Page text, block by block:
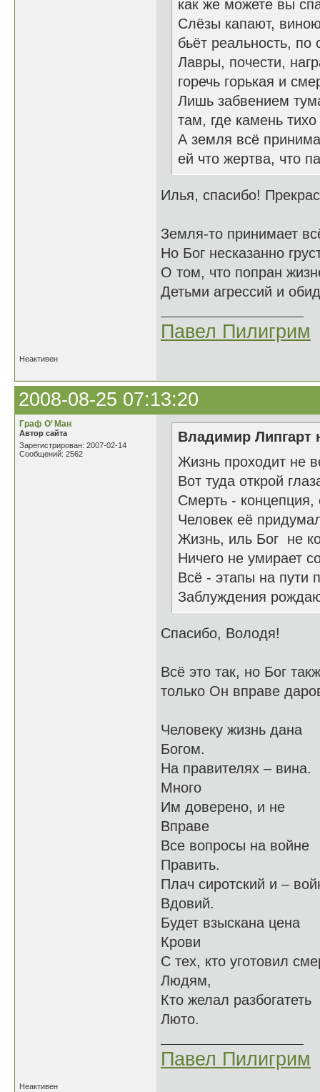
как же можете вы
Слёзы капают,
бьёт реальность, по
Лавры, почести,
горечь горькая и
Лишь забвением
там, где камень
А земля всё
ей что жертва, что
Илья, спасибо!
Земля-то принимает
Но Бог несказанно
О том, что попран
Детьми агрессий и
Павел Пилигрим
Неактивен
2008-08-25 07:13:20
Граф О’ Ман
Автор сайта
Зарегистрирован: 2007-02-14
Сообщений: 2562
Владимир Липгарт
Жизнь проходит не
Вот туда открой
Смерть - концепция,
Человек её
Жизнь, иль Бог не
Ничего не умирает
Всё - этапы на пути
Заблуждения
Спасибо, Володя!
Всё это так, но Бог
только Он вправе
Человеку жизнь дана
Богом.
На правителях – вина.
Много
Им доверено, и не
Вправе
Все вопросы на войне
Править.
Плач сиротский и –
Вдовий.
Будет взыскана цена
Крови
С тех, кто уготовил
Людям,
Кто желал разбогатеть
Люто.
Павел Пилигрим
Неактивен